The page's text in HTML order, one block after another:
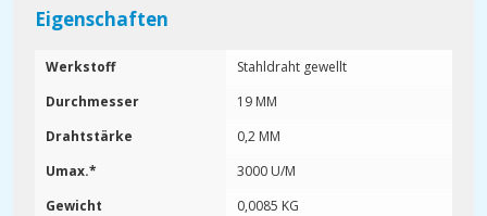
Eigenschaften
Werkstoff
Stahldraht gewellt
Durchmesser
19 MM
Drahtstärke
0,2 MM
Umax.*
3000 U/M
Gewicht
0,0085 KG